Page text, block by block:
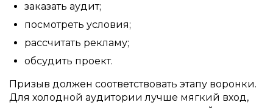
заказать аудит;
посмотреть условия;
рассчитать рекламу;
обсудить проект.
Призыв должен соответствовать этапу воронки.
Для холодной аудитории лучше мягкий вход,